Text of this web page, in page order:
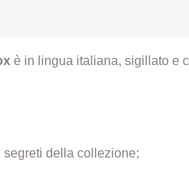
è in lingua italiana, sigillato e
della collezione;